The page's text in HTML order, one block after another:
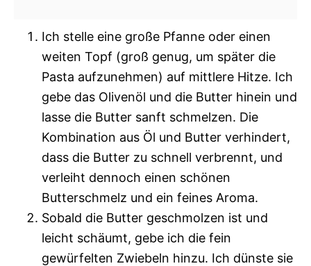
Ich stelle eine große Pfanne oder einen
weiten Topf (groß genug, um später die
Pasta aufzunehmen) auf mittlere Hitze. Ich
gebe das Olivenöl und die Butter hinein und
lasse die Butter sanft schmelzen. Die
Kombination aus Öl und Butter verhindert,
dass die Butter zu schnell verbrennt, und
verleiht dennoch einen schönen
Butterschmelz und ein feines Aroma.
Sobald die Butter geschmolzen ist und
leicht schäumt, gebe ich die fein
gewürfelten Zwiebeln hinzu. Ich dünste sie